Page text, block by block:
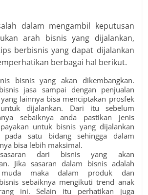
dalam mengambil keputusan
arah bisnis yang dijalankan,
berbisnis yang dapat dijalankan
berbagai hal berikut.
bisnis yang akan dikembangkan.
jasa sampai dengan penjualan
lainnya bisa menciptakan prosfek
dijalankan. Dari itu sebelum
sebaiknya anda pastikan jenis
untuk bisnis yang dijalankan
satu bidang sehingga dalam
bisa lebih maksimal.
dari bisnis yang akan
Jika sasaran dalam bisnis adalah
muda maka dalam produk dan
sebaiknya mengikuti trend anak
ini. Selain itu perhatikan juga